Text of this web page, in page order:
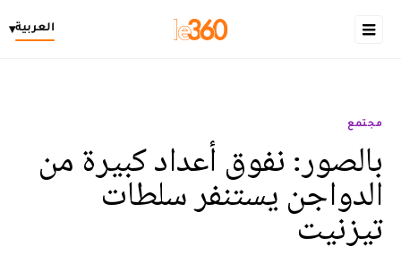
العربية▾
مجتمع
بالصور: نفوق أعداد كبيرة من
الدواجن يستنفر سلطات
تيزنيت